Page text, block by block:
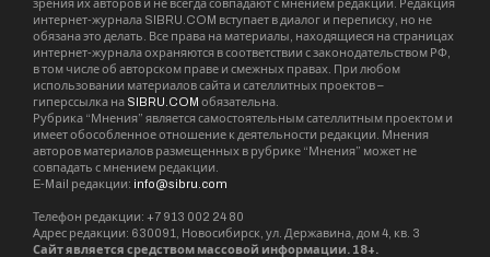
зрения их авторов и не всегда совпадают с мнением редакции. Редакция
интернет-журнала SIBRU.COM вступает в диалог и переписку, но не
обязана это делать. Все права на материалы, находящиеся на страницах
интернет-журнала охраняются в соответствии с законодательством РФ,
в том числе об авторском праве и смежных правах. При любом
использовании материалов сайта и сателлитных проектов –
гиперссылка на SIBRU.COM обязательна.
Рубрика “Мнения” является самостоятельным сателлитным проектом и
имеет обособленное отношение к деятельности редакции. Мнения
авторов материалов размещенных в рубрике “Мнения” может не
совпадать с мнением редакции.
E-Mail редакции: info@sibru.com
Телефон редакции: +7 913 002 24 80
Адрес редакции: 630091, Новосибирск, ул. Державина, дом 4, кв. 3
Сайт является средством массовой информации. 18+.